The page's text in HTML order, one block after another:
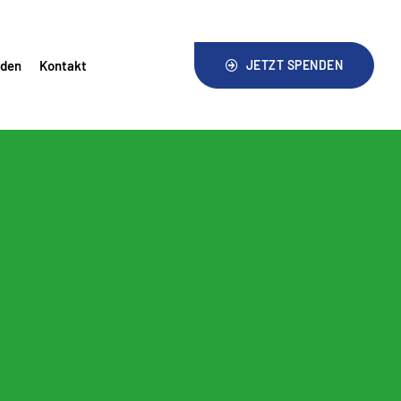
Kontakt JETZT SPENDEN